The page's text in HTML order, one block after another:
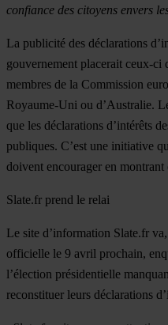
confiance des citoyens envers
La publicité des déclarations
gouvernement placerait ceux-ci
membres de la Commission
Royaume-Uni ou d’Australie.
que les déclarations d’intérêts
publiques. C’est une initiative
doivent encourager en montrant
Slate.fr prend le relai
Le site d’information Slate.fr
officielle le 9 avril prochain,
l’élection présidentielle
reconstituer leurs déclarations